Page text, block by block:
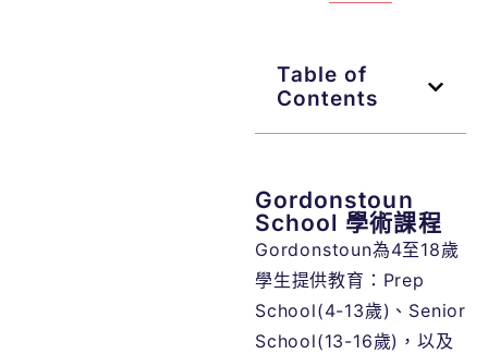
Table of
Contents
Gordonstoun
School 學術課程
Gordonstoun為4至18歲
學生提供教育：Prep
School(4-13歲)、Senior
School(13-16歲)，以及